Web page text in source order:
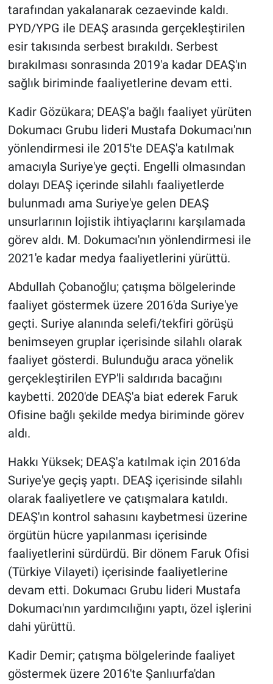
tarafından yakalanarak cezaevinde kaldı.
PYD/YPG ile DEAŞ arasında gerçekleştirilen
esir takısında serbest bırakıldı. Serbest
bırakılması sonrasında 2019'a kadar DEAŞ'ın
sağlık biriminde faaliyetlerine devam etti.
Kadir Gözükara; DEAŞ'a bağlı faaliyet yürüten
Dokumacı Grubu lideri Mustafa Dokumacı'nın
yönlendirmesi ile 2015'te DEAŞ'a katılmak
amacıyla Suriye'ye geçti. Engelli olmasından
dolayı DEAŞ içerinde silahlı faaliyetlerde
bulunmadı ama Suriye'ye gelen DEAŞ
unsurlarının lojistik ihtiyaçlarını karşılamada
görev aldı. M. Dokumacı'nın yönlendirmesi ile
2021'e kadar medya faaliyetlerini yürüttü.
Abdullah Çobanoğlu; çatışma bölgelerinde
faaliyet göstermek üzere 2016'da Suriye'ye
geçti. Suriye alanında selefi/tekfiri görüşü
benimseyen gruplar içerisinde silahlı olarak
faaliyet gösterdi. Bulunduğu araca yönelik
gerçekleştirilen EYP'li saldırıda bacağını
kaybetti. 2020'de DEAŞ'a biat ederek Faruk
Ofisine bağlı şekilde medya biriminde görev
aldı.
Hakkı Yüksek; DEAŞ'a katılmak için 2016'da
Suriye'ye geçiş yaptı. DEAŞ içerisinde silahlı
olarak faaliyetlere ve çatışmalara katıldı.
DEAŞ'ın kontrol sahasını kaybetmesi üzerine
örgütün hücre yapılanması içerisinde
faaliyetlerini sürdürdü. Bir dönem Faruk Ofisi
(Türkiye Vilayeti) içerisinde faaliyetlerine
devam etti. Dokumacı Grubu lideri Mustafa
Dokumacı'nın yardımcılığını yaptı, özel işlerini
dahi yürüttü.
Kadir Demir; çatışma bölgelerinde faaliyet
göstermek üzere 2016'te Şanlıurfa'dan